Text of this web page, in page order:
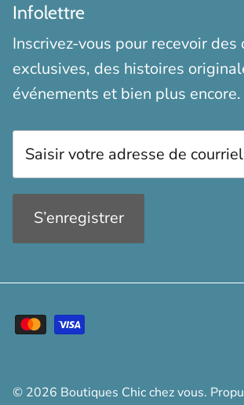
Infolettre
Inscrivez-vous pour recevoir des
exclusives, des histoires
événements et bien plus encore.
S’enregistrer
© 2026 Boutiques Chic chez vous.